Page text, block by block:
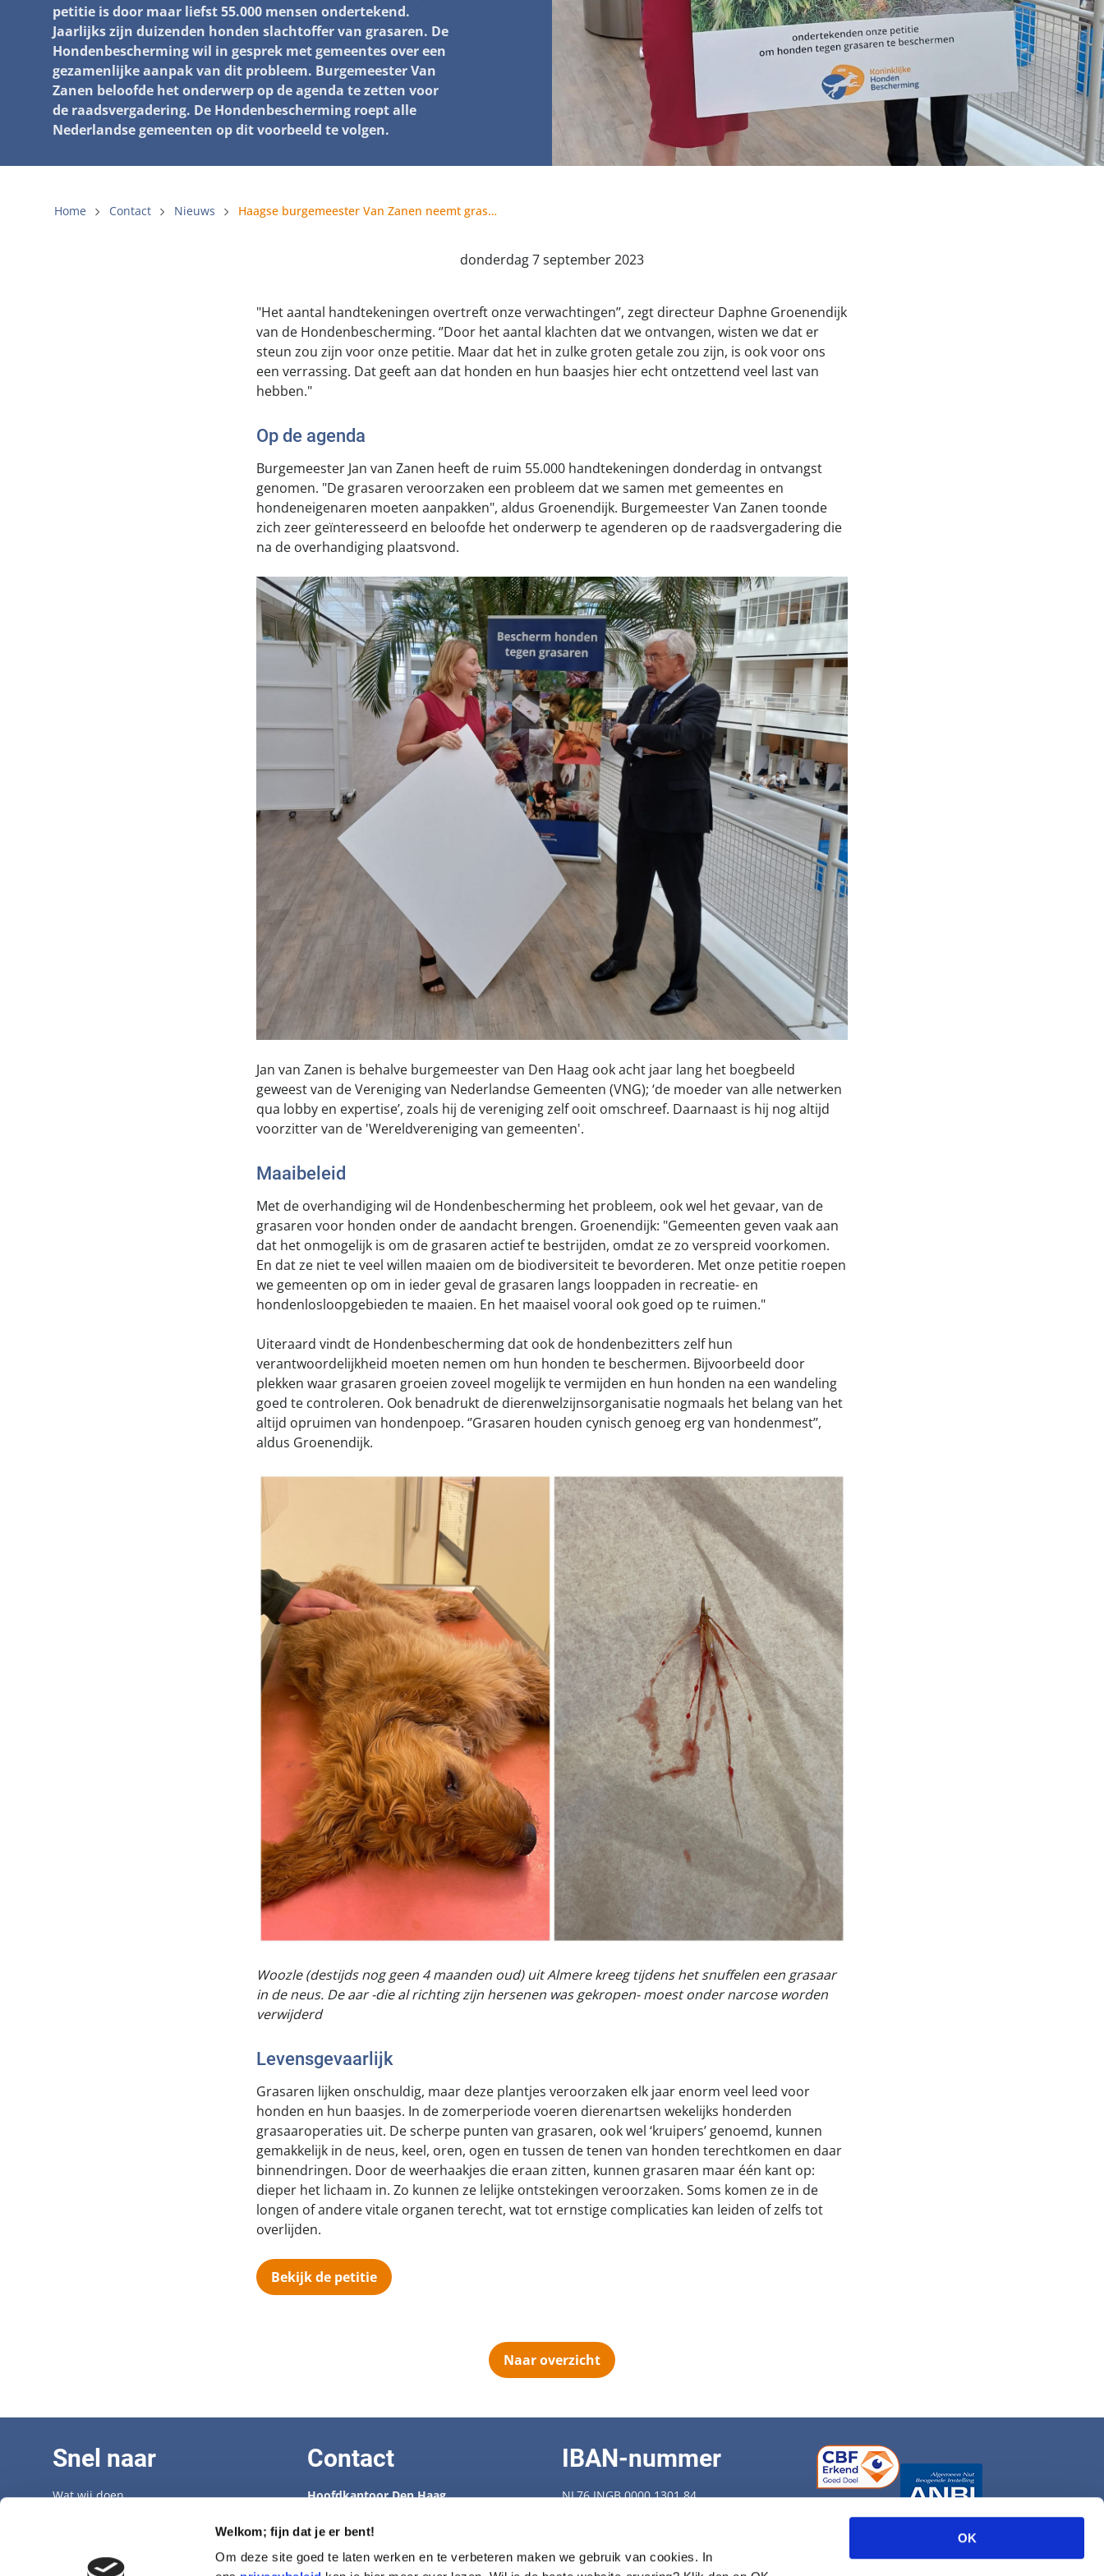
Welkom; fijn dat je er bent!
Om deze site goed te laten werken en te verbeteren maken we gebruik van cookies. In
OK
Gemeentelijk meldpunt bijtincidenten
Voldoende veilige losloopgebieden
Verbod op fokken met kortsnuitige honden
Bescherming tegen grasaren
Kom in actie
Honden voor Honden Loop
Vraag een donatiebox aan
Onze successen voor honden
petitie is door maar liefst 55.000 mensen ondertekend.
Jaarlijks zijn duizenden honden slachtoffer van grasaren. De
Hondenbescherming wil in gesprek met gemeentes over een
gezamenlijke aanpak van dit probleem. Burgemeester Van
Zanen beloofde het onderwerp op de agenda te zetten voor
de raadsvergadering. De Hondenbescherming roept alle
Nederlandse gemeenten op dit voorbeeld te volgen.
Home Contact Nieuws Haagse burgemeester Van Zanen neemt grasarenpetitie in ontvangst
donderdag 7 september 2023
"Het aantal handtekeningen overtreft onze verwachtingen’’, zegt directeur Daphne Groenendijk
van de Hondenbescherming. ‘’Door het aantal klachten dat we ontvangen, wisten we dat er
steun zou zijn voor onze petitie. Maar dat het in zulke groten getale zou zijn, is ook voor ons
een verrassing. Dat geeft aan dat honden en hun baasjes hier echt ontzettend veel last van
hebben."
Op de agenda
Burgemeester Jan van Zanen heeft de ruim 55.000 handtekeningen donderdag in ontvangst
genomen. "De grasaren veroorzaken een probleem dat we samen met gemeentes en
hondeneigenaren moeten aanpakken", aldus Groenendijk. Burgemeester Van Zanen toonde
zich zeer geïnteresseerd en beloofde het onderwerp te agenderen op de raadsvergadering die
na de overhandiging plaatsvond.
Jan van Zanen is behalve burgemeester van Den Haag ook acht jaar lang het boegbeeld
geweest van de Vereniging van Nederlandse Gemeenten (VNG); ‘de moeder van alle netwerken
qua lobby en expertise’, zoals hij de vereniging zelf ooit omschreef. Daarnaast is hij nog altijd
voorzitter van de 'Wereldvereniging van gemeenten'.
Maaibeleid
Met de overhandiging wil de Hondenbescherming het probleem, ook wel het gevaar, van de
grasaren voor honden onder de aandacht brengen. Groenendijk: "Gemeenten geven vaak aan
dat het onmogelijk is om de grasaren actief te bestrijden, omdat ze zo verspreid voorkomen.
En dat ze niet te veel willen maaien om de biodiversiteit te bevorderen. Met onze petitie roepen
we gemeenten op om in ieder geval de grasaren langs looppaden in recreatie- en
hondenlosloopgebieden te maaien. En het maaisel vooral ook goed op te ruimen."
Uiteraard vindt de Hondenbescherming dat ook de hondenbezitters zelf hun
verantwoordelijkheid moeten nemen om hun honden te beschermen. Bijvoorbeeld door
plekken waar grasaren groeien zoveel mogelijk te vermijden en hun honden na een wandeling
goed te controleren. Ook benadrukt de dierenwelzijnsorganisatie nogmaals het belang van het
altijd opruimen van hondenpoep. ‘’Grasaren houden cynisch genoeg erg van hondenmest’’,
aldus Groenendijk.
Woozle (destijds nog geen 4 maanden oud) uit Almere kreeg tijdens het snuffelen een grasaar
in de neus. De aar -die al richting zijn hersenen was gekropen- moest onder narcose worden
verwijderd
Levensgevaarlijk
Grasaren lijken onschuldig, maar deze plantjes veroorzaken elk jaar enorm veel leed voor
honden en hun baasjes. In de zomerperiode voeren dierenartsen wekelijks honderden
grasaaroperaties uit. De scherpe punten van grasaren, ook wel ‘kruipers’ genoemd, kunnen
gemakkelijk in de neus, keel, oren, ogen en tussen de tenen van honden terechtkomen en daar
binnendringen. Door de weerhaakjes die eraan zitten, kunnen grasaren maar één kant op:
dieper het lichaam in. Zo kunnen ze lelijke ontstekingen veroorzaken. Soms komen ze in de
longen of andere vitale organen terecht, wat tot ernstige complicaties kan leiden of zelfs tot
overlijden.
Bekijk de petitie
Naar overzicht
Snel naar
Wat wij doen
Vacatures
Contact
Hoofdkantoor Den Haag
info@hondenbescherming.nl
Opvangcentrum voor seniorhonden
IBAN-nummer
NL76 INGB 0000 1301 84
Fiscaal nummer: 28.72.274